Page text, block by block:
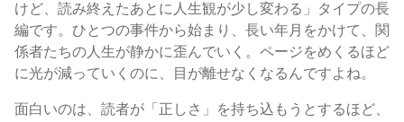
けど、読み終えたあとに人生観が少し変わる」タイプの長
編です。ひとつの事件から始まり、長い年月をかけて、関
係者たちの人生が静かに歪んでいく。ページをめくるほど
に光が減っていくのに、目が離せなくなるんですよね。
面白いのは、読者が「正しさ」を持ち込もうとするほど、